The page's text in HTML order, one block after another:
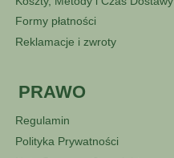
Formy płatności
Reklamacje i zwroty
PRAWO
Regulamin
Polityka Prywatności